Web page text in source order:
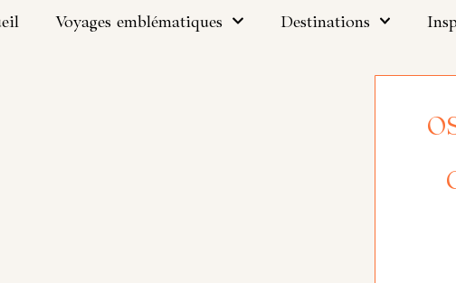
Voyages emblématiques Destinations